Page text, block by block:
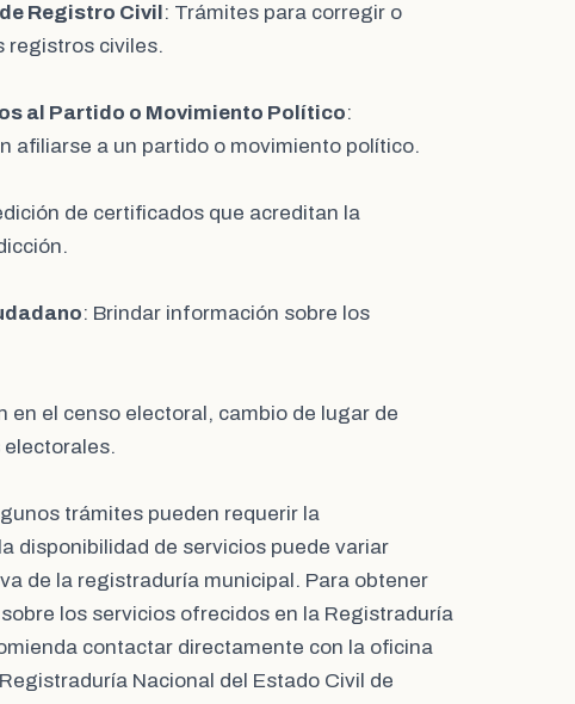
Registro Civil : Trámites para corregir o
registros civiles.
al Partido o Movimiento Político:
afiliarse a un partido o movimiento político.
de certificados que acreditan la
: Brindar información sobre los
en el censo electoral, cambio de lugar de
trámites pueden requerir la
disponibilidad de servicios puede variar
de la registraduría municipal. Para obtener
los servicios ofrecidos en la Registraduría
contactar directamente con la oficina
Nacional del Estado Civil de